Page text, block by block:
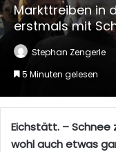
Markttreiben in
erstmals mit
Stephan Zengerle
5 Minuten gelesen
Eichstätt. – Schnee
wohl auch etwas